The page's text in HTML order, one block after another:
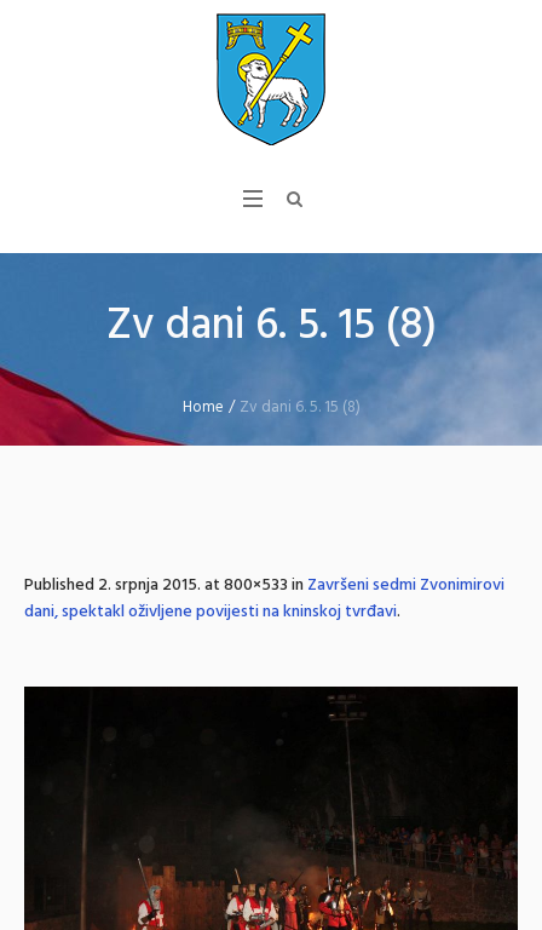
Zv dani 6. 5. 15 (8)
Home /Zv dani 6. 5. 15 (8)
Published2. srpnja 2015.at 800×533 inZavršeni sedmi Zvonimirovi
dani, spektakl oživljene povijesti na kninskoj tvrđavi.